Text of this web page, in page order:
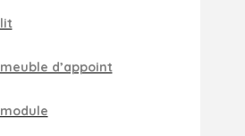
lit
meuble d’appoint
module